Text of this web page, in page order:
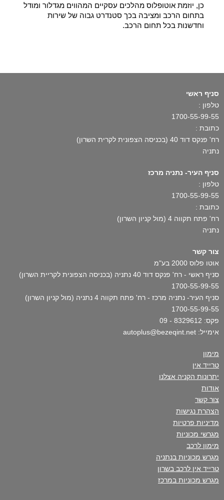
כן, יוזמת אוטופלוס מהלכים עסקיים המהווים מגדלור ומודל
בתחום הרכב ומציבה בכך סטנדרט גבוה של שירות
וחדשנות בכל תחום הרכב.
סניף ראשי
טלפון :
1700-55-99-55
כתובת :
רח' פנקס דוד 40 (בכניסה הצפונית לקרית השרון)
נתניה
סניף העיר- נתניה מרכז
טלפון :
1700-55-99-55
כתובת :
רח' פתח תקווה 4 (מול קניון השרון)
נתניה
צור קשר
אוטו פלוס 2000 בע"מ
סניף ראשי - רח' פנקס דוד 40 נתניה (בכניסה הצפונית לקריית השרון)
1700-55-99-55
סניף העיר- נתניה מרכז - רח' פתח תקווה 4 נתניה (מול קניון השרון)
1700-55-99-55
פקס: 8329612 - 09
אימייל: autoplus@bezeqint.net
מימון
טרייד אין
יתרונות הקניה אצלנו
אודות
צור קשר
הצהרת נגישות
מדיניות פרטיות
מגרשי מכוניות
מימון לרכב
מגרש מכוניות בנתניה
טרייד אין לרכב בשרון
מגרש מכוניות במרכז